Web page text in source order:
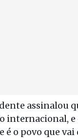
assinalou
internacional,
é o povo que